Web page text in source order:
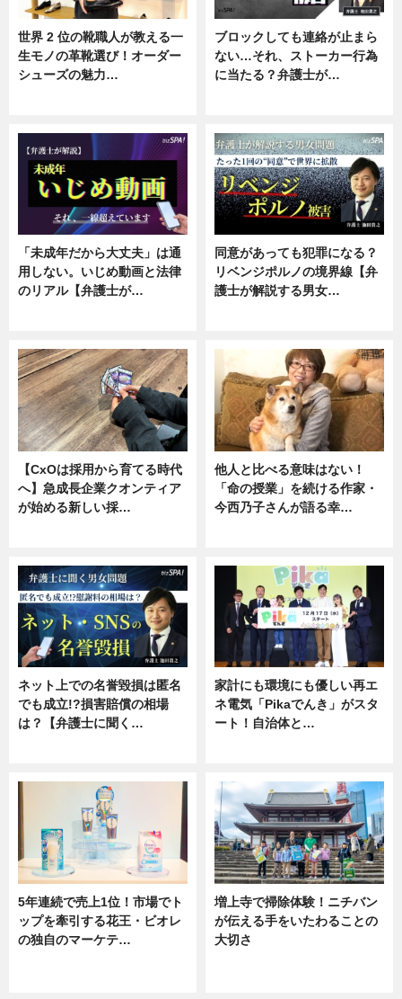
世界 2 位の靴職人が教える一
生モノの革靴選び！オーダー
シューズの魅力…
ブロックしても連絡が止まら
ない…それ、ストーカー行為
に当たる？弁護士が…
「未成年だから大丈夫」は通
用しない。いじめ動画と法律
のリアル【弁護士が…
同意があっても犯罪になる？
リベンジポルノの境界線【弁
護士が解説する男女…
【CxOは採用から育てる時代
へ】急成長企業クオンティア
が始める新しい採…
他人と比べる意味はない！
「命の授業」を続ける作家・
今西乃子さんが語る幸…
ネット上での名誉毀損は匿名
でも成立!?損害賠償の相場
は？【弁護士に聞く…
家計にも環境にも優しい再エ
ネ電気「Pikaでんき」がスタ
ート！自治体と…
5年連続で売上1位！市場でト
ップを牽引する花王・ビオレ
の独自のマーケテ…
増上寺で掃除体験！ニチバン
が伝える手をいたわることの
大切さ